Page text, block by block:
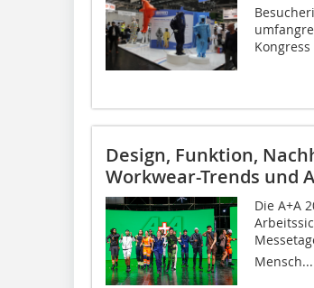
Design, Funktion,
Workwear-Trends und
Die A+A
Mensch...